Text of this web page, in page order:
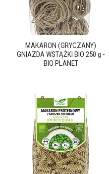
MAKARON (GRYCZANY)
GNIAZDA WSTĄŻKI BIO 250 g -
BIO PLANET